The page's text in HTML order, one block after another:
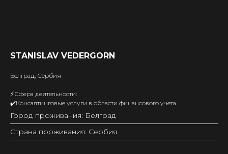
STANISLAV VEDERGORN
Белград, Сербия
⚡️Сфера деятельности:
✔️Консалтинговые услуги в области финансового учета
Город проживания: Белград
Страна проживания: Сербия